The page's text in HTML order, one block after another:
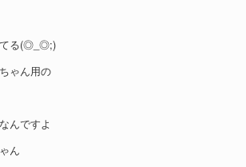
てる(◎_◎;)
ゃん用の
んですよ
ん